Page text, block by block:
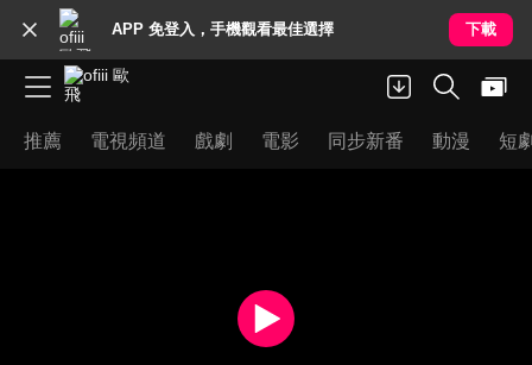
APP 免登入，手機觀看最佳選擇 下載
推薦 電視頻道 戲劇 電影 同步新番 動漫 短